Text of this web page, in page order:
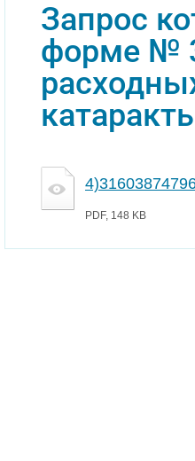
Запрос
форме №
PDF, 148 KB